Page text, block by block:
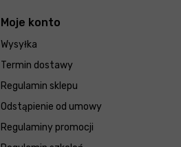
Moje konto
Wysyłka
Termin dostawy
Regulamin sklepu
Odstąpienie od umowy
Regulaminy promocji